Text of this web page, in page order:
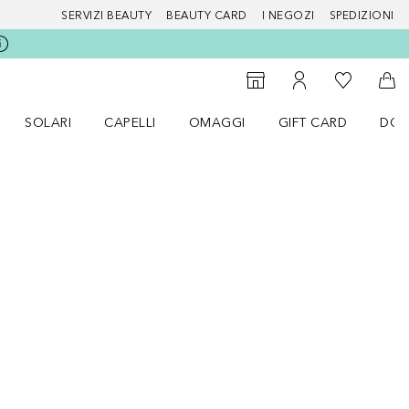
SERVIZI BEAUTY BEAUTY CARD I NEGOZI SPEDIZIONI
StorefinderAl Mio Account
Alla Mia
Al
SOLARI
CAPELLI
OMAGGI
GIFT CARD